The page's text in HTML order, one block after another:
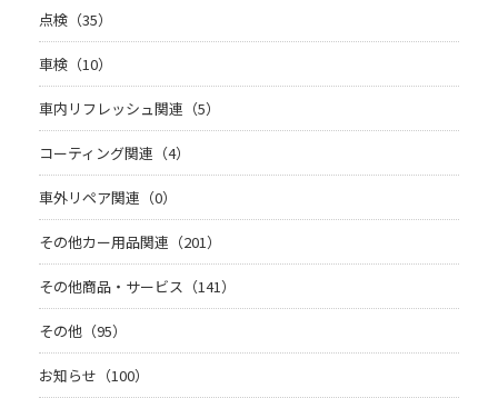
点検（35）
車検（10）
車内リフレッシュ関連（5）
コーティング関連（4）
車外リペア関連（0）
その他カー用品関連（201）
その他商品・サービス（141）
その他（95）
お知らせ（100）